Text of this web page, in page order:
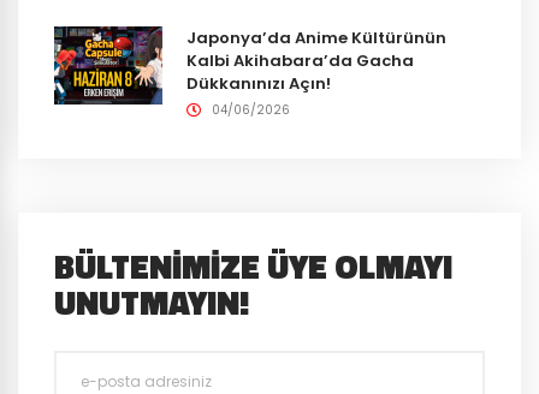
Japonya’da Anime Kültürünün
Kalbi Akihabara’da Gacha
Dükkanınızı Açın!
04/06/2026
BÜLTENIMIZE ÜYE OLMAYI
UNUTMAYIN!